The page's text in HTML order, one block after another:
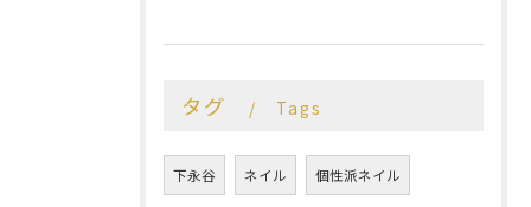
タグ Tags
下永谷 ネイル 個性派ネイル